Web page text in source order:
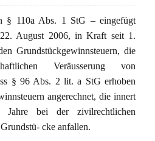
§ 110a Abs. 1 StG – eingefügt
August 2006, in Kraft seit 1.
Grundstückgewinnsteuern, die
Veräusserung von
§ 96 Abs. 2 lit. a StG erhoben
angerechnet, die innert
bei der zivilrechtlichen
cke anfallen.